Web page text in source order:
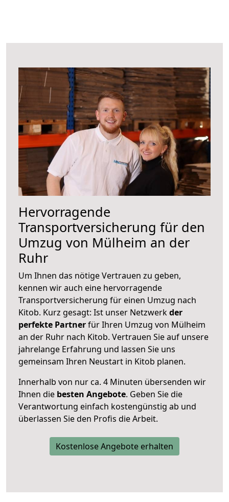
Hervorragende
Transportversicherung für den
Umzug von Mülheim an der
Ruhr
Um Ihnen das nötige Vertrauen zu geben,
kennen wir auch eine hervorragende
Transportversicherung für einen Umzug nach
Kitob. Kurz gesagt: Ist unser Netzwerkder
perfekte Partnerfür Ihren Umzug von Mülheim
an der Ruhr nach Kitob. Vertrauen Sie auf unsere
jahrelange Erfahrung und lassen Sie uns
gemeinsam Ihren Neustart in Kitob planen.
Innerhalb von nur ca. 4 Minuten übersenden wir
Ihnen die besten Angebote. Geben Sie die
Verantwortung einfach kostengünstig ab und
überlassen Sie den Profis die Arbeit.
Kostenlose Angebote erhalten